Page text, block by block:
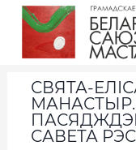
СВЯТА-
САВЕТА